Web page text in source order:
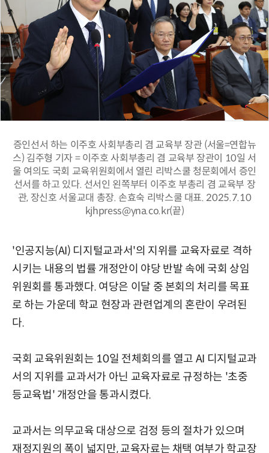
증인선서 하는 이주호 사회부총리 겸 교육부 장관 (서울=연합뉴
스) 김주형 기자 = 이주호 사회부총리 겸 교육부 장관이 10일 서
울 여의도 국회 교육위원회에서 열린 리박스쿨 청문회에서 증인
선서를 하고 있다. 선서인 왼쪽부터 이주호 부총리 겸 교육부 장
관, 장신호 서울교대 총장. 손효숙 리박스쿨 대표. 2025.7.10
kjhpress@yna.co.kr(끝)
'인공지능(AI) 디지털교과서'의 지위를 교육자료로 격하
시키는 내용의 법률 개정안이 야당 반발 속에 국회 상임
위원회를 통과했다. 여당은 이달 중 본회의 처리를 목표
로 하는 가운데 학교 현장과 관련업계의 혼란이 우려된
다.
국회 교육위원회는 10일 전체회의를 열고 AI 디지털교과
서의 지위를 교과서가 아닌 교육자료로 규정하는 '초중
등교육법' 개정안을 통과시켰다.
교과서는 의무교육 대상으로 검정 등의 절차가 있으며
재정지원의 폭이 넓지만, 교육자료는 채택 여부가 학교장